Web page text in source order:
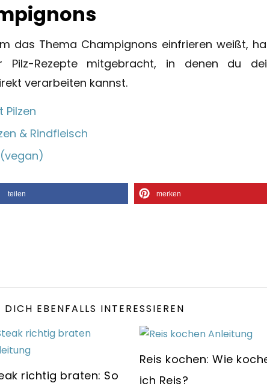
das Thema Champignons einfrieren weißt,
Rezepte mitgebracht, in denen du
verarbeiten kannst.
Pilzen
& Rindfleisch
teilen merken
EBENFALLS INTERESSIEREN
richtig braten: So
Reis kochen: Wie
ich Reis?